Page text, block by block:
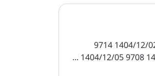
تاریخ پین 1404/12/01 9713 1404/12/02 9714